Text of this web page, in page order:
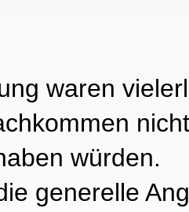
waren
würden.
generelle